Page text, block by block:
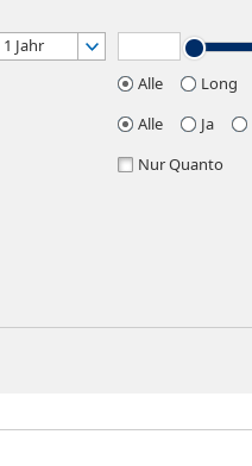
1 Jahr
Alle Long
Alle Ja
Nur Quanto